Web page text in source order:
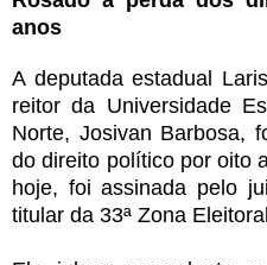
anos
A deputada estadual
reitor da Universidade
Norte, Josivan Barbosa,
do direito político por oito
hoje, foi assinada pelo
titular da 33ª Zona